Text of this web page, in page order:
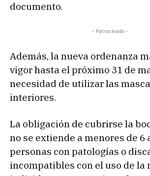
documento.
- Patrocinado -
Además, la nueva ordenanza
vigor hasta el próximo 31 de
necesidad de utilizar las
interiores.
La obligación de cubrirse la
no se extiende a menores de 6
personas con patologías o
incompatibles con el uso de la